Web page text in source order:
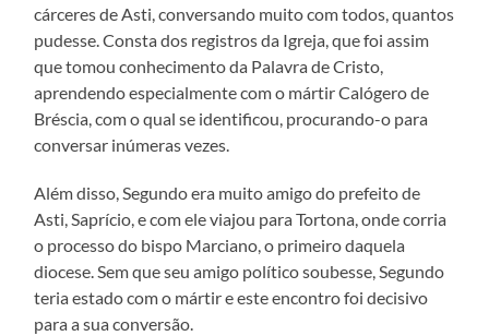
cárceres de Asti, conversando muito com todos, quantos
pudesse. Consta dos registros da Igreja, que foi assim
que tomou conhecimento da Palavra de Cristo,
aprendendo especialmente com o mártir Calógero de
Bréscia, com o qual se identificou, procurando-o para
conversar inúmeras vezes.
Além disso, Segundo era muito amigo do prefeito de
Asti, Saprício, e com ele viajou para Tortona, onde corria
o processo do bispo Marciano, o primeiro daquela
diocese. Sem que seu amigo político soubesse, Segundo
teria estado com o mártir e este encontro foi decisivo
para a sua conversão.